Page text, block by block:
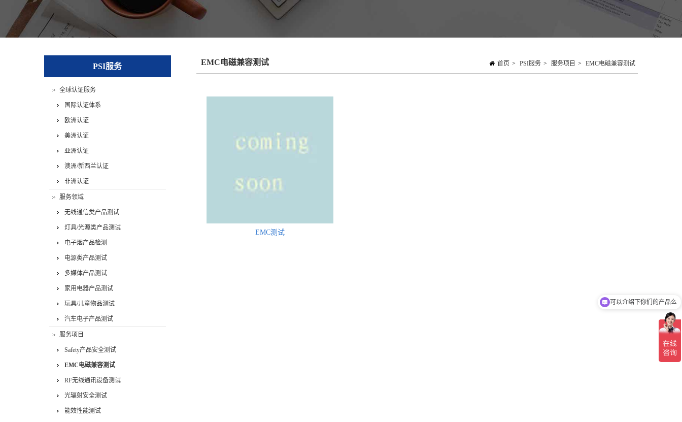
首页 > PSI服务 > 服务项目 > EMC电磁兼容测试
EMC电磁兼容测试
EMC测试
PSI服务
全球认证服务
国际认证体系
欧洲认证
美洲认证
亚洲认证
澳洲/新西兰认证
非洲认证
服务领域
无线通信类产品测试
灯具/光源类产品测试
电子烟产品检测
电源类产品测试
多媒体产品测试
家用电器产品测试
玩具/儿童物品测试
汽车电子产品测试
服务项目
Safety产品安全测试
EMC电磁兼容测试
RF无线通讯设备测试
光辐射安全测试
能效性能测试
可以介绍下你们的产品么